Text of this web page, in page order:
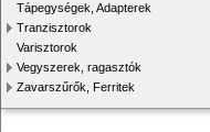
Tápegységek, Adapterek
Tranzisztorok
Varisztorok
Vegyszerek, ragasztók
Zavarszűrők, Ferritek